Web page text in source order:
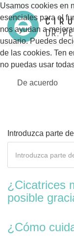
Introduzca parte
¿Cicatrices
posible
¿Cómo
Usamos cookies en
esenciales para el
nos ayudan a
usuario. Puedes
de las cookies. Ten
no puedas usar
De acuerdo